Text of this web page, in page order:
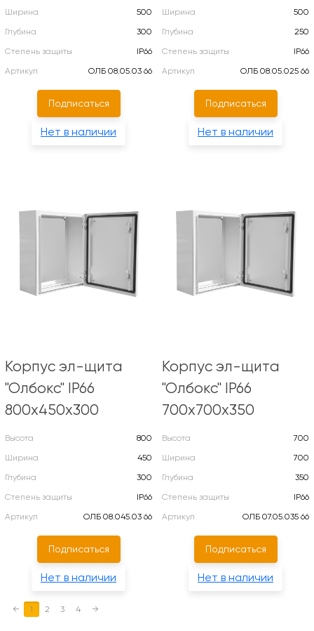
Ширина
500
Глубина
300
Степень защиты
IP66
Артикул
ОЛБ 08.05.03 66
Подписаться
Нет в наличии
Ширина
500
Глубина
250
Степень защиты
IP66
Артикул
ОЛБ 08.05.025 66
Подписаться
Нет в наличии
Корпус эл-щита
"Олбокс" IP66
800х450х300
Высота
800
Ширина
450
Глубина
300
Степень защиты
IP66
Артикул
ОЛБ 08.045.03 66
Подписаться
Нет в наличии
Корпус эл-щита
"Олбокс" IP66
700х700х350
Высота
700
Ширина
700
Глубина
350
Степень защиты
IP66
Артикул
ОЛБ 07.05.035 66
Подписаться
Нет в наличии
← 1 2 3 4 →